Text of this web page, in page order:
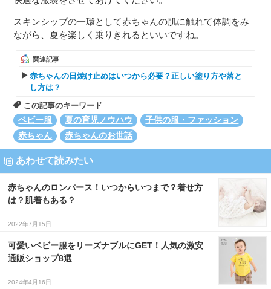
スキンシップの一環として赤ちゃんの肌に触れて体調をみ
ながら、夏を楽しく乗りきれるといいですね。
関連記事
赤ちゃんの日焼け止めはいつから必要？正しい塗り方や落と
し方は？
この記事のキーワード
ベビー服
夏の育児ノウハウ
子供の服・ファッション
赤ちゃん
赤ちゃんのお世話
あわせて読みたい
赤ちゃんのロンパース！いつからいつまで？着せ方
は？肌着もある？
2022年7月15日
可愛いベビー服をリーズナブルにGET！人気の激安
通販ショップ8選
2024年4月16日